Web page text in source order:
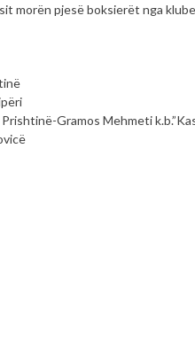
morën pjesë boksierët nga
Gramos Mehmeti